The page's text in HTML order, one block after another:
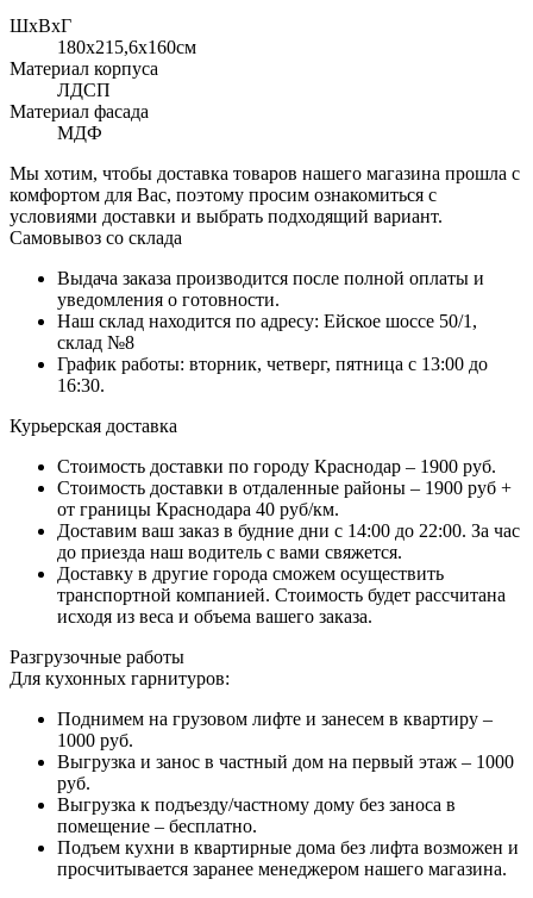
ШхВхГ
180x215,6х160см
Материал корпуса
ЛДСП
Материал фасада
МДФ
Мы хотим, чтобы доставка товаров нашего магазина прошла с
комфортом для Вас, поэтому просим ознакомиться с
условиями доставки и выбрать подходящий вариант.
Самовывоз со склада
Выдача заказа производится после полной оплаты и
уведомления о готовности.
Наш склад находится по адресу: Ейское шоссе 50/1,
склад №8
График работы: вторник, четверг, пятница с 13:00 до
16:30.
Курьерская доставка
Стоимость доставки по городу Краснодар – 1900 руб.
Стоимость доставки в отдаленные районы – 1900 руб +
от границы Краснодара 40 руб/км.
Доставим ваш заказ в будние дни с 14:00 до 22:00. За час
до приезда наш водитель с вами свяжется.
Доставку в другие города сможем осуществить
транспортной компанией. Стоимость будет рассчитана
исходя из веса и объема вашего заказа.
Разгрузочные работы
Для кухонных гарнитуров:
Поднимем на грузовом лифте и занесем в квартиру –
1000 руб.
Выгрузка и занос в частный дом на первый этаж – 1000
руб.
Выгрузка к подъезду/частному дому без заноса в
помещение – бесплатно.
Подъем кухни в квартирные дома без лифта возможен и
просчитывается заранее менеджером нашего магазина.